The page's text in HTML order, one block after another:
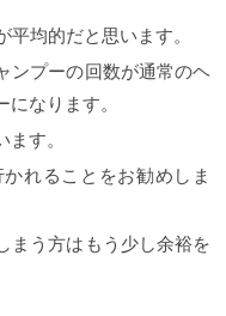
均的だと思います。
ンプーの回数が通常のヘ
なります。
す。
れることをお勧めしま
まう方はもう少し余裕を